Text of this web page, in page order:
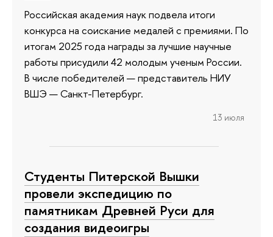
Российская академия наук подвела итоги
конкурса на соискание медалей с премиями. По
итогам 2025 года награды за лучшие научные
работы присудили 42 молодым ученым России.
В числе победителей — представитель НИУ
ВШЭ — Санкт-Петербург.
13 июля
Студенты Питерской Вышки
провели экспедицию по
памятникам Древней Руси для
создания видеоигры